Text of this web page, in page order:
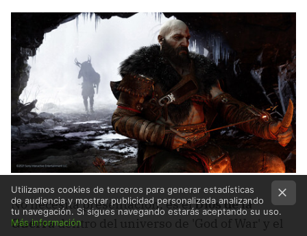
No necesita presentación, es elDios de la
Guerradentro del universo de 'God of War' y el
Utilizamos cookies de terceros para generar estadísticas
de audiencia y mostrar publicidad personalizada analizando
tu navegación. Si sigues navegando estarás aceptando su uso.
Más información